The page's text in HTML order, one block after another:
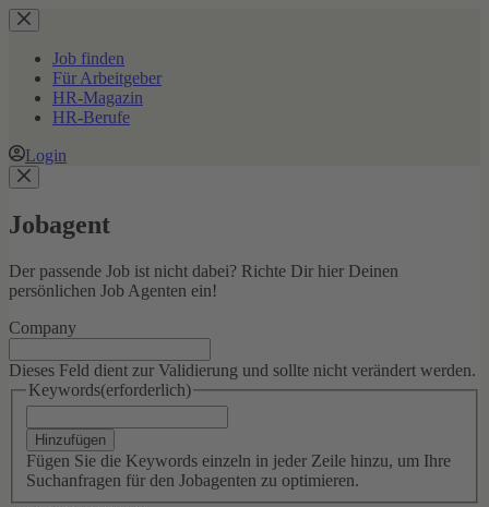
Zum
Inhalt
springenJob finden
Für Arbeitgeber
HR-Magazin
HR-Berufe
Login
Jobagent
Der passende Job ist nicht dabei? Richte Dir hier Deinen
persönlichen Job Agenten ein!
Company
Dieses Feld dient zur Validierung und sollte nicht verändert werden.
Keywords(erforderlich)
Hinzufügen
Fügen Sie die Keywords einzeln in jeder Zeile hinzu, um Ihre
Suchanfragen für den Jobagenten zu optimieren.